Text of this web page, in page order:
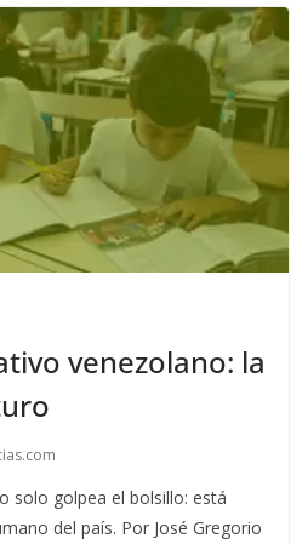
venezolano: la
solo golpea el bolsillo: está
del país. Por José Gregorio